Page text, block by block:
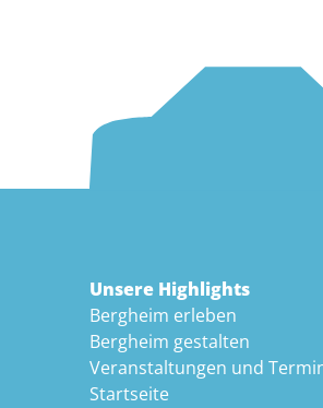
Unsere Highlights
Bergheim erleben
Bergheim gestalten
Veranstaltungen und
Startseite